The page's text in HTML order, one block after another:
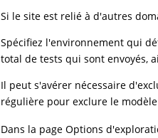
Si le site est relié à d'autres
Spécifiez l'environnement qui
total de tests qui sont envoyés,
Il peut s'avérer nécessaire
régulière pour exclure le
Dans la page Options